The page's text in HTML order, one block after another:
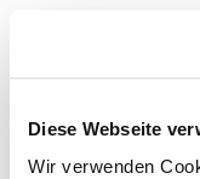
Diese Webseite
Wir verwenden